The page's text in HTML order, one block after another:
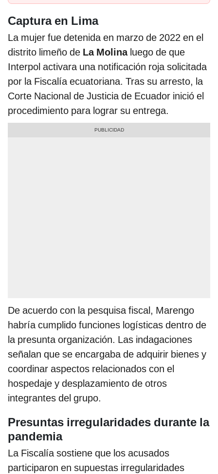
Captura en Lima
La mujer fue detenida en marzo de 2022 en el
distrito limeño de La Molinaluego de que
Interpol activara una notificación roja solicitada
por la Fiscalía ecuatoriana. Tras su arresto, la
Corte Nacional de Justicia de Ecuador inició el
procedimiento para lograr su entrega.
De acuerdo con la pesquisa fiscal, Marengo
habría cumplido funciones logísticas dentro de
la presunta organización. Las indagaciones
señalan que se encargaba de adquirir bienes y
coordinar aspectos relacionados con el
hospedaje y desplazamiento de otros
integrantes del grupo.
Presuntas irregularidades durante la
pandemia
La Fiscalía sostiene que los acusados
participaron en supuestas irregularidades